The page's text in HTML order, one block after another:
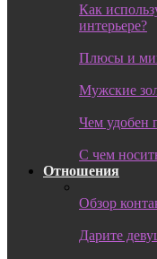
Как
интерьере?
Плюсы и
Мужские
Чем удобен
С чем
Отношения
Обзор
Дарите